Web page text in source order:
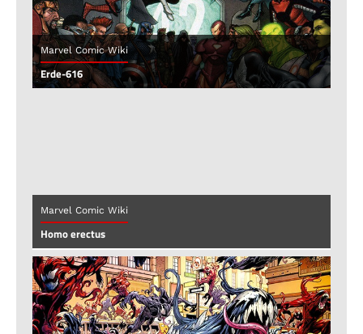
Marvel Comic Wiki
Erde-616
Marvel Comic Wiki
Homo erectus